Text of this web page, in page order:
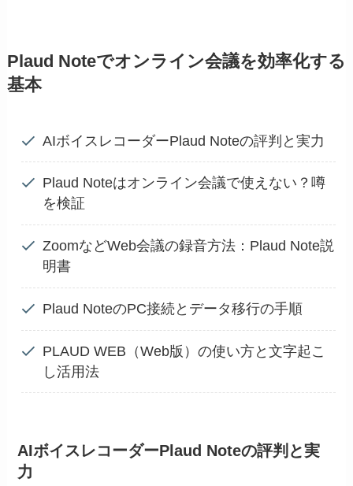
Plaud Noteでオンライン会議を効率化する
基本
AIボイスレコーダーPlaud Noteの評判と実力
Plaud Noteはオンライン会議で使えない？噂
を検証
ZoomなどWeb会議の録音方法：Plaud Note説
明書
Plaud NoteのPC接続とデータ移行の手順
PLAUD WEB（Web版）の使い方と文字起こ
し活用法
AIボイスレコーダーPlaud Noteの評判と実
力